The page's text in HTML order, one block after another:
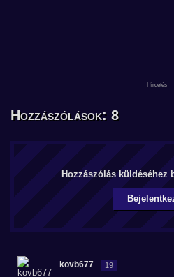
Hozzászólások: 8
Hozzászólás küldéséhez
kovb677 19